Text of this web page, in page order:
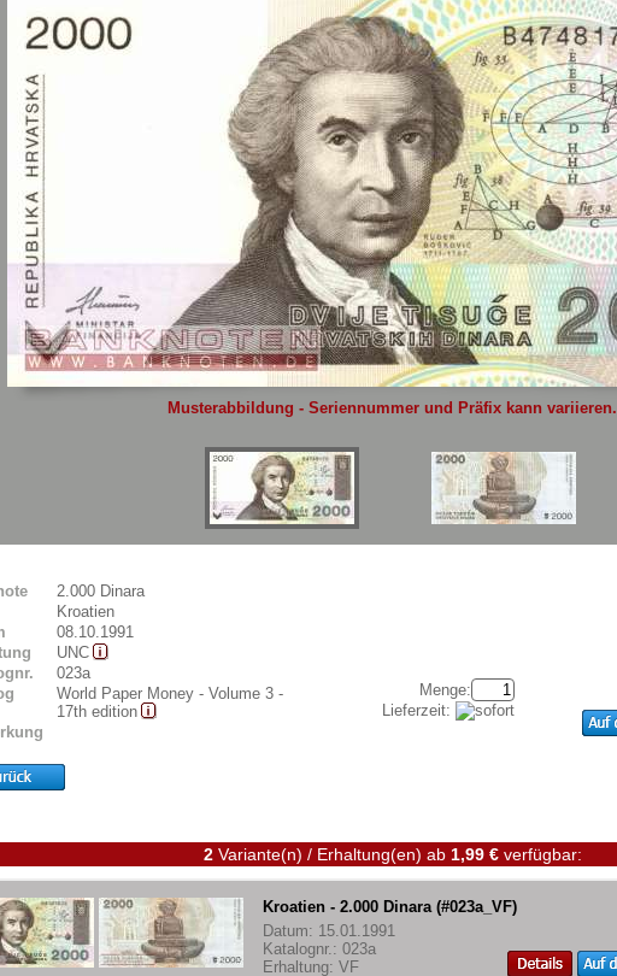
Siehier.
Musterabbildung - Seriennummer und Präfix kann variieren.
2.000 Dinara
Kroatien
08.10.1991
UNC
023a
World Paper Money - Volume 3 -
17th edition
Menge:
Lieferzeit:
2Variante(n) / Erhaltung(en) ab 1,99 €verfügbar:
Kroatien - 2.000 Dinara (#023a_VF)
Datum: 15.01.1991
Katalognr.: 023a
Erhaltung: VF